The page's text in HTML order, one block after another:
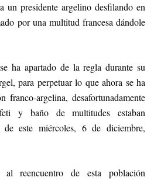
un presidente argelino desfilando en
por una multitud francesa dándole
ha apartado de la regla durante su
para perpetuar lo que ahora se ha
franco-argelina, desafortunadamente
y baño de multitudes estaban
este miércoles, 6 de diciembre,
al reencuentro de esta población